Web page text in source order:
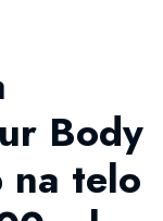
Body
na telo